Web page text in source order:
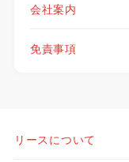
会社案内
免責事項
リースについて